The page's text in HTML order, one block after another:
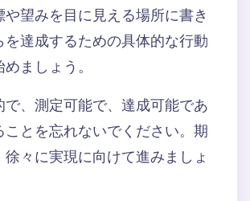
や望みを目に見える場所に書き
を達成するための具体的な行動
ましょう。
で、測定可能で、達成可能であ
ことを忘れないでください。期
徐々に実現に向けて進みましょ